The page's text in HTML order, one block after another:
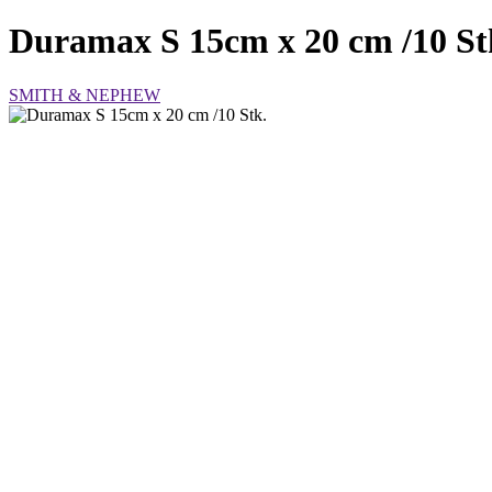
Duramax S 15cm x 20 cm /10
SMITH & NEPHEW